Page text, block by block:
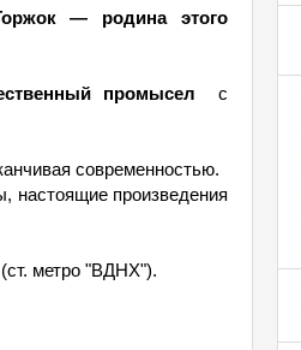
— родина этого
промысел
с
современностью.
настоящие произведения
метро "ВДНХ").